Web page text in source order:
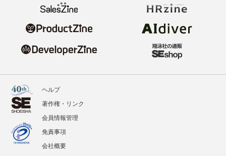
ヘルプ
著作権・リンク
会員情報管理
免責事項
会社概要